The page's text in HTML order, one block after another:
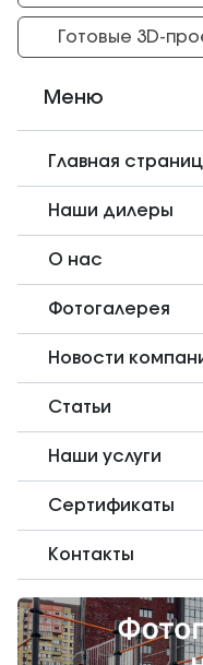
Готовые 3D-
Меню
Главная
Наши дилеры
О нас
Фотогалерея
Новости
Статьи
Наши услуги
Сертификаты
Контакты